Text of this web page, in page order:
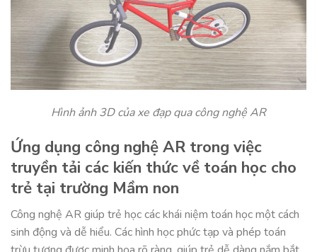
Hình ảnh 3D của xe đạp qua công nghệ AR
Ứng dụng công nghệ AR trong việc
truyền tải các kiến thức về toán học cho
trẻ tại trường Mầm non
Công nghệ AR giúp trẻ học các khái niệm toán học một cách
sinh động và dễ hiểu. Các hình học phức tạp và phép toán